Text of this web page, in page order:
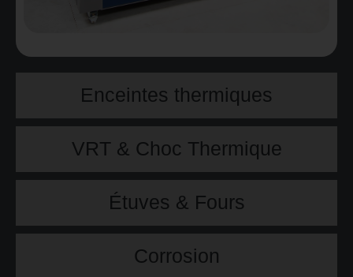
Enceintes thermiques
VRT & Choc Thermique
Étuves & Fours
Corrosion